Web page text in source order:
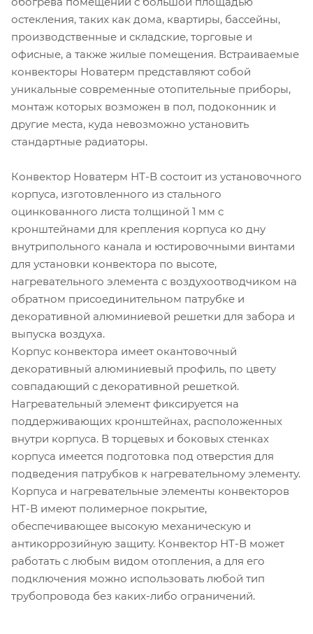
остекления, таких как дома, квартиры, бассейны,
производственные и складские, торговые и
офисные, а также жилые помещения. Встраиваемые
конвекторы Новатерм представляют собой
уникальные современные отопительные приборы,
монтаж которых возможен в пол, подоконник и
другие места, куда невозможно установить
стандартные радиаторы.
Конвектор Новатерм НТ-В состоит из установочного
корпуса, изготовленного из стального
оцинкованного листа толщиной 1 мм с
кронштейнами для крепления корпуса ко дну
внутрипольного канала и юстировочными винтами
для установки конвектора по высоте,
нагревательного элемента с воздухоотводчиком на
обратном присоединительном патрубке и
декоративной алюминиевой решетки для забора и
выпуска воздуха.
Корпус конвектора имеет окантовочный
декоративный алюминиевый профиль, по цвету
совпадающий с декоративной решеткой.
Нагревательный элемент фиксируется на
поддерживающих кронштейнах, расположенных
внутри корпуса. В торцевых и боковых стенках
корпуса имеется подготовка под отверстия для
подведения патрубков к нагревательному элементу.
Корпуса и нагревательные элементы конвекторов
НТ-В имеют полимерное покрытие,
обеспечивающее высокую механическую и
антикоррозийную защиту. Конвектор НТ-В может
работать с любым видом отопления, а для его
подключения можно использовать любой тип
трубопровода без каких-либо ограничений.